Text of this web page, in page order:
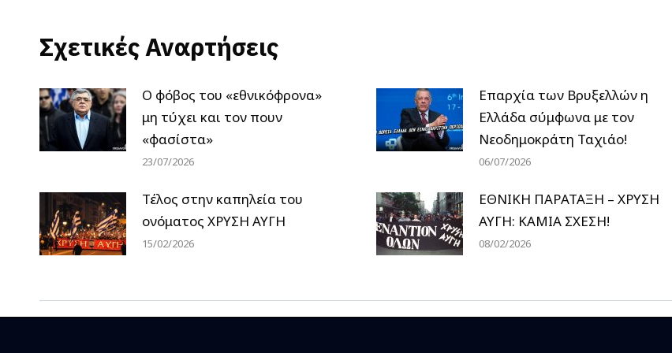
Σχετικές Αναρτήσεις
Ο φόβος του «εθνικόφρονα»
μη τύχει και τον πουν
«φασίστα»
23/07/2026
Επαρχία των Βρυξελλών η
Ελλάδα σύμφωνα με τον
Νεοδημοκράτη Ταχιάο!
06/07/2026
Τέλος στην καπηλεία του
ονόματος ΧΡΥΣΗ ΑΥΓΗ
15/02/2026
ΕΘΝΙΚΗ ΠΑΡΑΤΑΞΗ – ΧΡΥΣΗ
ΑΥΓΗ: ΚΑΜΙΑ ΣΧΕΣΗ!
08/02/2026